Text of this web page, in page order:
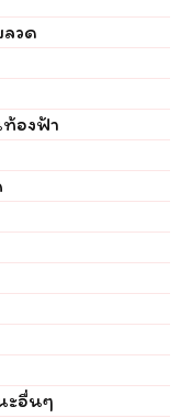
วด
องฟ้า
ะอื่นๆ